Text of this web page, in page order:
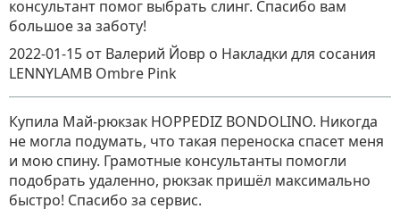
консультант помог выбрать слинг. Спасибо вам
большое за заботу!
2022-01-15 от Валерий Йовр о Накладки для сосания
LENNYLAMB Ombre Pink
Купила Май-рюкзак HOPPEDIZ BONDOLINO. Никогда
не могла подумать, что такая переноска спасет меня
и мою спину. Грамотные консультанты помогли
подобрать удаленно, рюкзак пришёл максимально
быстро! Спасибо за сервис.